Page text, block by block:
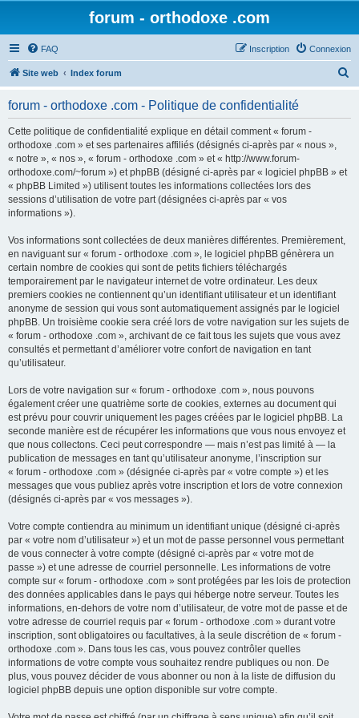
forum - orthodoxe .com
FAQ Connexion
Inscription
Site web Index forum
forum - orthodoxe .com - Politique de confidentialité
Cette politique de confidentialité explique en détail comment « forum -
orthodoxe .com » et ses partenaires affiliés (désignés ci-après par « nous »,
« notre », « nos », « forum - orthodoxe .com » et « http://www.forum-
orthodoxe.com/~forum ») et phpBB (désigné ci-après par « logiciel phpBB » et
« phpBB Limited ») utilisent toutes les informations collectées lors des
sessions d’utilisation de votre part (désignées ci-après par « vos
informations »).
Vos informations sont collectées de deux manières différentes. Premièrement,
en naviguant sur « forum - orthodoxe .com », le logiciel phpBB génèrera un
certain nombre de cookies qui sont de petits fichiers téléchargés
temporairement par le navigateur internet de votre ordinateur. Les deux
premiers cookies ne contiennent qu’un identifiant utilisateur et un identifiant
anonyme de session qui vous sont automatiquement assignés par le logiciel
phpBB. Un troisième cookie sera créé lors de votre navigation sur les sujets de
« forum - orthodoxe .com », archivant de ce fait tous les sujets que vous avez
consultés et permettant d’améliorer votre confort de navigation en tant
qu’utilisateur.
Lors de votre navigation sur « forum - orthodoxe .com », nous pouvons
également créer une quatrième sorte de cookies, externes au document qui
est prévu pour couvrir uniquement les pages créées par le logiciel phpBB. La
seconde manière est de récupérer les informations que vous nous envoyez et
que nous collectons. Ceci peut correspondre — mais n’est pas limité à — la
publication de messages en tant qu’utilisateur anonyme, l’inscription sur
« forum - orthodoxe .com » (désignée ci-après par « votre compte ») et les
messages que vous publiez après votre inscription et lors de votre connexion
(désignés ci-après par « vos messages »).
Votre compte contiendra au minimum un identifiant unique (désigné ci-après
par « votre nom d’utilisateur ») et un mot de passe personnel vous permettant
de vous connecter à votre compte (désigné ci-après par « votre mot de
passe ») et une adresse de courriel personnelle. Les informations de votre
compte sur « forum - orthodoxe .com » sont protégées par les lois de protection
des données applicables dans le pays qui héberge notre serveur. Toutes les
informations, en-dehors de votre nom d’utilisateur, de votre mot de passe et de
votre adresse de courriel requis par « forum - orthodoxe .com » durant votre
inscription, sont obligatoires ou facultatives, à la seule discrétion de « forum -
orthodoxe .com ». Dans tous les cas, vous pouvez contrôler quelles
informations de votre compte vous souhaitez rendre publiques ou non. De
plus, vous pouvez décider de vous abonner ou non à la liste de diffusion du
logiciel phpBB depuis une option disponible sur votre compte.